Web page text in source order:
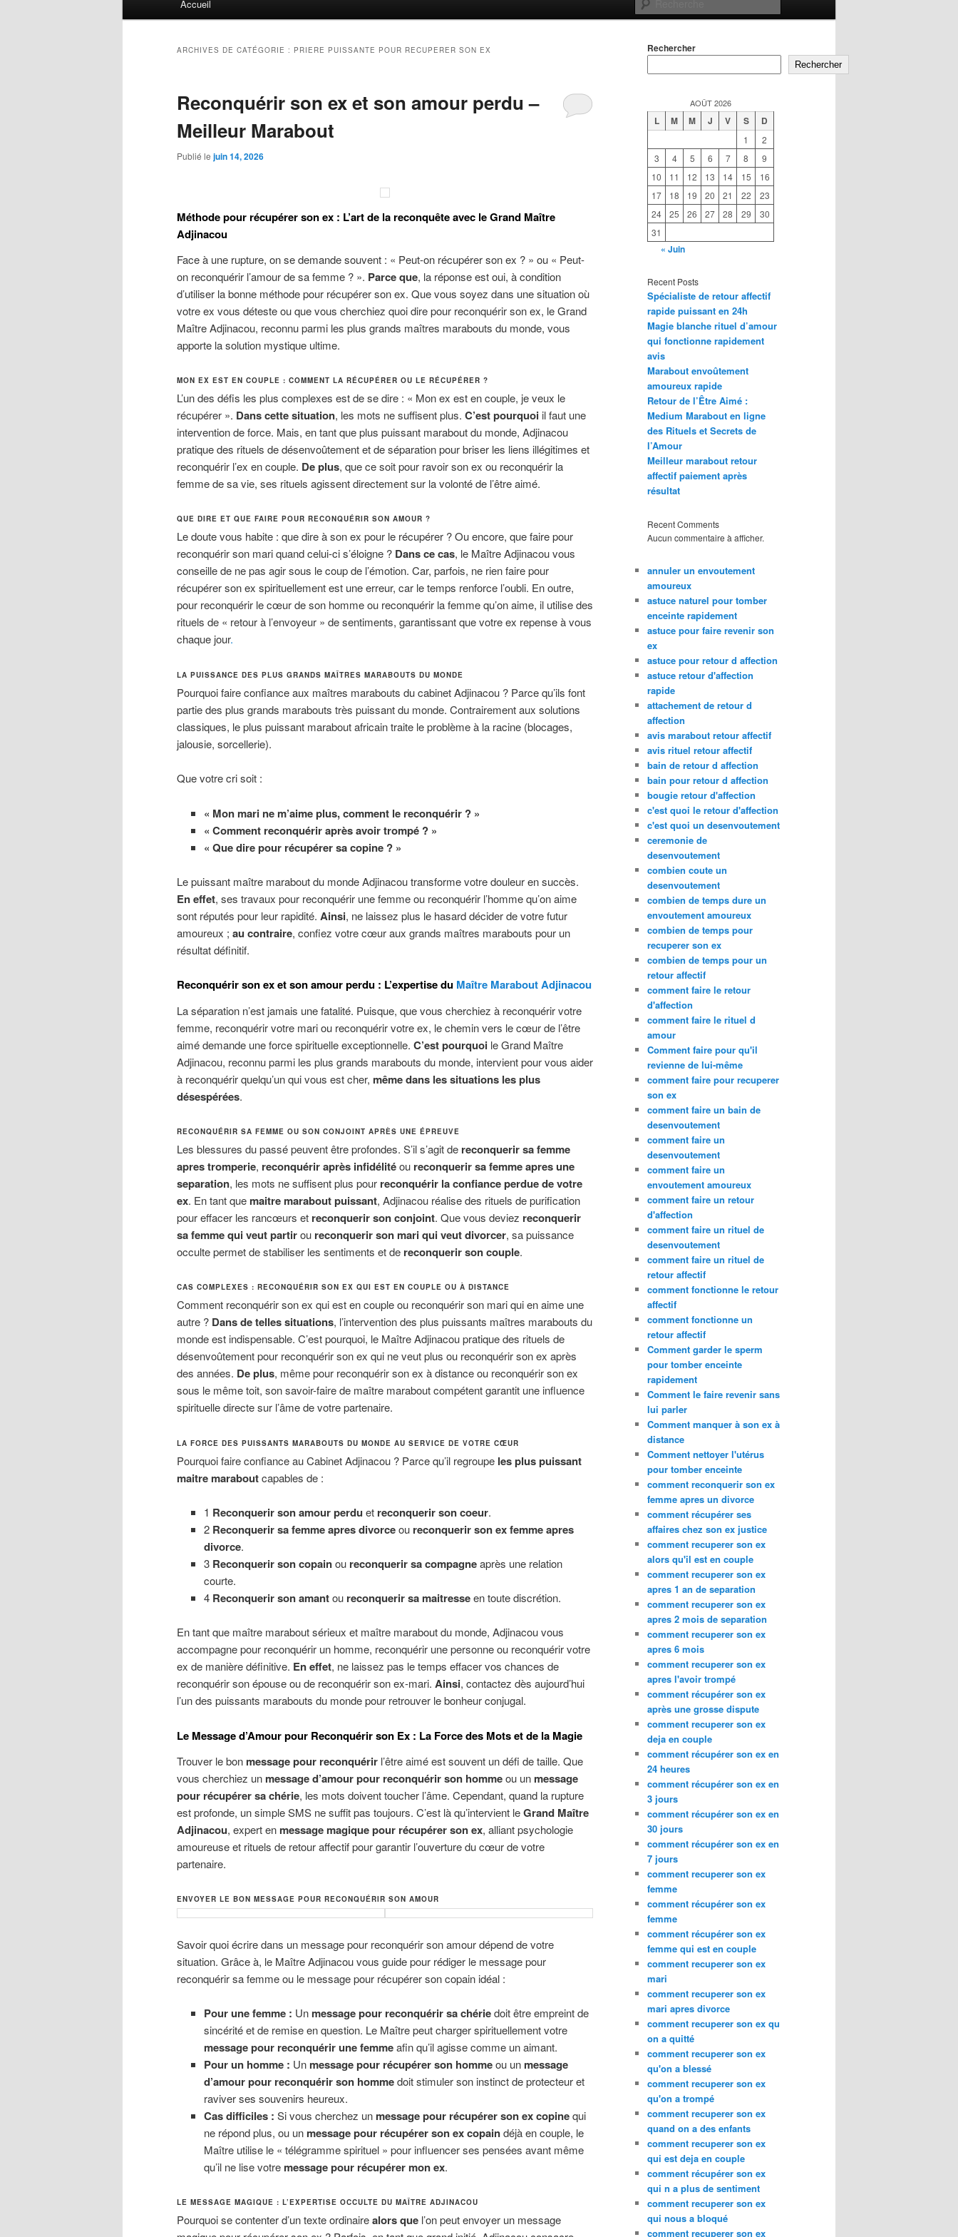
Accueil
ARCHIVES DE CATÉGORIE : PRIERE PUISSANTE POUR RECUPERER SON EX
Reconquérir son ex et son amour perdu –
Meilleur Marabout
Publié le juin 14, 2026
Méthode pour récupérer son ex : L’art de la reconquête avec le Grand Maître
Adjinacou
Face à une rupture, on se demande souvent : « Peut-on récupérer son ex ? » ou « Peut-
on reconquérir l’amour de sa femme ? ». Parce que, la réponse est oui, à condition
d’utiliser la bonne méthode pour récupérer son ex. Que vous soyez dans une situation où
votre ex vous déteste ou que vous cherchiez quoi dire pour reconquérir son ex, le Grand
Maître Adjinacou, reconnu parmi les plus grands maîtres marabouts du monde, vous
apporte la solution mystique ultime.
MON EX EST EN COUPLE : COMMENT LA RÉCUPÉRER OU LE RÉCUPÉRER ?
L’un des défis les plus complexes est de se dire : « Mon ex est en couple, je veux le
récupérer ». Dans cette situation, les mots ne suffisent plus. C’est pourquoi il faut une
intervention de force. Mais, en tant que plus puissant marabout du monde, Adjinacou
pratique des rituels de désenvoûtement et de séparation pour briser les liens illégitimes et
reconquérir l’ex en couple. De plus, que ce soit pour ravoir son ex ou reconquérir la
femme de sa vie, ses rituels agissent directement sur la volonté de l’être aimé.
QUE DIRE ET QUE FAIRE POUR RECONQUÉRIR SON AMOUR ?
Le doute vous habite : que dire à son ex pour le récupérer ? Ou encore, que faire pour
reconquérir son mari quand celui-ci s’éloigne ? Dans ce cas, le Maître Adjinacou vous
conseille de ne pas agir sous le coup de l’émotion. Car, parfois, ne rien faire pour
récupérer son ex spirituellement est une erreur, car le temps renforce l’oubli. En outre,
pour reconquérir le cœur de son homme ou reconquérir la femme qu’on aime, il utilise des
rituels de « retour à l’envoyeur » de sentiments, garantissant que votre ex repense à vous
chaque jour.
LA PUISSANCE DES PLUS GRANDS MAÎTRES MARABOUTS DU MONDE
Pourquoi faire confiance aux maîtres marabouts du cabinet Adjinacou ? Parce qu’ils font
partie des plus grands marabouts très puissant du monde. Contrairement aux solutions
classiques, le plus puissant marabout africain traite le problème à la racine (blocages,
jalousie, sorcellerie).
Que votre cri soit :
« Mon mari ne m’aime plus, comment le reconquérir ? »
« Comment reconquérir après avoir trompé ? »
« Que dire pour récupérer sa copine ? »
Le puissant maître marabout du monde Adjinacou transforme votre douleur en succès.
En effet, ses travaux pour reconquérir une femme ou reconquérir l’homme qu’on aime
sont réputés pour leur rapidité. Ainsi, ne laissez plus le hasard décider de votre futur
amoureux ; au contraire, confiez votre cœur aux grands maîtres marabouts pour un
résultat définitif.
Reconquérir son ex et son amour perdu : L’expertise du Maître Marabout Adjinacou
La séparation n’est jamais une fatalité. Puisque, que vous cherchiez à reconquérir votre
femme, reconquérir votre mari ou reconquérir votre ex, le chemin vers le cœur de l’être
aimé demande une force spirituelle exceptionnelle. C’est pourquoi le Grand Maître
Adjinacou, reconnu parmi les plus grands marabouts du monde, intervient pour vous aider
à reconquérir quelqu’un qui vous est cher, même dans les situations les plus
désespérées.
RECONQUÉRIR SA FEMME OU SON CONJOINT APRÈS UNE ÉPREUVE
Les blessures du passé peuvent être profondes. S’il s’agit de reconquerir sa femme
apres tromperie, reconquérir après infidélitéou reconquerir sa femme apres une
separation, les mots ne suffisent plus pour reconquérir la confiance perdue de votre
ex. En tant que maitre marabout puissant, Adjinacou réalise des rituels de purification
pour effacer les rancœurs et reconquerir son conjoint. Que vous deviez reconquerir
sa femme qui veut partirou reconquerir son mari qui veut divorcer, sa puissance
occulte permet de stabiliser les sentiments et de reconquerir son couple.
CAS COMPLEXES : RECONQUÉRIR SON EX QUI EST EN COUPLE OU À DISTANCE
Comment reconquérir son ex qui est en couple ou reconquérir son mari qui en aime une
autre ? Dans de telles situations, l’intervention des plus puissants maîtres marabouts du
monde est indispensable. C’est pourquoi, le Maître Adjinacou pratique des rituels de
désenvoûtement pour reconquérir son ex qui ne veut plus ou reconquérir son ex après
des années. De plus, même pour reconquérir son ex à distance ou reconquérir son ex
sous le même toit, son savoir-faire de maître marabout compétent garantit une influence
spirituelle directe sur l’âme de votre partenaire.
LA FORCE DES PUISSANTS MARABOUTS DU MONDE AU SERVICE DE VOTRE CŒUR
Pourquoi faire confiance au Cabinet Adjinacou ? Parce qu’il regroupe les plus puissant
maitre maraboutcapables de :
1 Reconquerir son amour perdu et reconquerir son coeur.
2 Reconquerir sa femme apres divorceou reconquerir son ex femme apres
divorce.
3 Reconquerir son copainou reconquerir sa compagneaprès une relation
courte.
4 Reconquerir son amantou reconquerir sa maitresseen toute discrétion.
En tant que maître marabout sérieux et maître marabout du monde, Adjinacou vous
accompagne pour reconquérir un homme, reconquérir une personne ou reconquérir votre
ex de manière définitive. En effet, ne laissez pas le temps effacer vos chances de
reconquérir son épouse ou de reconquérir son ex-mari. Ainsi, contactez dès aujourd’hui
l’un des puissants marabouts du monde pour retrouver le bonheur conjugal.
Le Message d’Amour pour Reconquérir son Ex : La Force des Mots et de la Magie
Trouver le bon message pour reconquérir l’être aimé est souvent un défi de taille. Que
vous cherchiez un message d’amour pour reconquérir son hommeou un message
pour récupérer sa chérie, les mots doivent toucher l’âme. Cependant, quand la rupture
est profonde, un simple SMS ne suffit pas toujours. C’est là qu’intervient leGrand Maître
Adjinacou, expert en message magique pour récupérer son ex, alliant psychologie
amoureuse et rituels de retour affectif pour garantir l’ouverture du cœur de votre
partenaire.
ENVOYER LE BON MESSAGE POUR RECONQUÉRIR SON AMOUR
Savoir quoi écrire dans un message pour reconquérir son amour dépend de votre
situation. Grâce à, le Maître Adjinacou vous guide pour rédiger le message pour
reconquérir sa femme ou le message pour récupérer son copain idéal :
Pour une femme : Un message pour reconquérir sa chériedoit être empreint de
sincérité et de remise en question. Le Maître peut charger spirituellement votre
message pour reconquérir une femmeafin qu’il agisse comme un aimant.
Pour un homme : Un message pour récupérer son hommeou un message
d’amour pour reconquérir son hommedoit stimuler son instinct de protecteur et
raviver ses souvenirs heureux.
Cas difficiles : Si vous cherchez un message pour récupérer son ex copinequi
ne répond plus, ou un message pour récupérer son ex copaindéjà en couple, le
Maître utilise le « télégramme spirituel » pour influencer ses pensées avant même
qu’il ne lise votre message pour récupérer mon ex.
LE MESSAGE MAGIQUE : L’EXPERTISE OCCULTE DU MAÎTRE ADJINACOU
Pourquoi se contenter d’un texte ordinairealors que l’on peut envoyer un message
Rechercher
Rechercher
AOÛT 2026
L M M J V S D
1
2
3
4 5 6 7 8
9
10
11 12 13 14 15
16
17
18 19 20 21 22
23
24
25 26 27 28 29
30
31
« Juin
Recent Posts
Spécialiste de retour affectif
rapide puissant en 24h
Magie blanche rituel d’amour
qui fonctionne rapidement
avis
Marabout envoûtement
amoureux rapide
Retour de l’Être Aimé :
Medium Marabout en ligne
des Rituels et Secrets de
l’Amour
Meilleur marabout retour
affectif paiement après
résultat
Recent Comments
Aucun commentaire à afficher.
annuler un envoutement
amoureux
astuce naturel pour tomber
enceinte rapidement
astuce pour faire revenir son
ex
astuce pour retour d affection
astuce retour d'affection
rapide
attachement de retour d
affection
avis marabout retour affectif
avis rituel retour affectif
bain de retour d affection
bain pour retour d affection
bougie retour d'affection
c'est quoi le retour d'affection
c'est quoi un desenvoutement
ceremonie de
desenvoutement
combien coute un
desenvoutement
combien de temps dure un
envoutement amoureux
combien de temps pour
recuperer son ex
combien de temps pour un
retour affectif
comment faire le retour
d'affection
comment faire le rituel d
amour
Comment faire pour qu'il
revienne de lui-même
comment faire pour recuperer
son ex
comment faire un bain de
desenvoutement
comment faire un
desenvoutement
comment faire un
envoutement amoureux
comment faire un retour
d'affection
comment faire un rituel de
desenvoutement
comment faire un rituel de
retour affectif
comment fonctionne le retour
affectif
comment fonctionne un
retour affectif
Comment garder le sperm
pour tomber enceinte
rapidement
Comment le faire revenir sans
lui parler
Comment manquer à son ex à
distance
Comment nettoyer l'utérus
pour tomber enceinte
comment reconquerir son ex
femme apres un divorce
comment récupérer ses
affaires chez son ex justice
comment recuperer son ex
alors qu'il est en couple
comment recuperer son ex
apres 1 an de separation
comment recuperer son ex
apres 2 mois de separation
comment recuperer son ex
apres 6 mois
comment recuperer son ex
apres l'avoir trompé
comment récupérer son ex
après une grosse dispute
comment recuperer son ex
deja en couple
comment récupérer son ex en
24 heures
comment récupérer son ex en
3 jours
comment récupérer son ex en
30 jours
comment récupérer son ex en
7 jours
comment recuperer son ex
femme
comment récupérer son ex
femme
comment récupérer son ex
femme qui est en couple
comment recuperer son ex
mari
comment recuperer son ex
mari apres divorce
comment recuperer son ex qu
on a quitté
comment recuperer son ex
qu'on a blessé
comment recuperer son ex
qu'on a trompé
comment recuperer son ex
quand on a des enfants
comment recuperer son ex
qui est deja en couple
comment récupérer son ex
qui n a plus de sentiment
comment recuperer son ex
qui nous a bloqué
comment recuperer son ex